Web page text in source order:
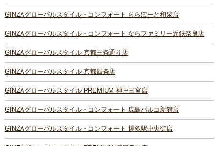
GINZAグローバルスタイル・コンフォート ららぽーと和泉店
GINZAグローバルスタイル・コンフォート ならファミリー近鉄奈良店
GINZAグローバルスタイル 京都三条通り店
GINZAグローバルスタイル 京都四条店
GINZAグローバルスタイル PREMIUM 神戸三宮店
GINZAグローバルスタイル・コンフォート 広島パルコ新館店
GINZAグローバルスタイル・コンフォート 博多駅中央街店